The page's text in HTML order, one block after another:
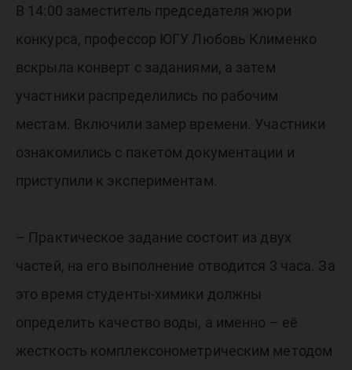
В 14:00 заместитель председателя жюри
конкурса, профессор ЮГУ Любовь Клименко
вскрыла конверт с заданиями, а затем
участники распределились по рабочим
местам. Включили замер времени. Участники
ознакомились с пакетом документации и
приступили к экспериментам.
– Практическое задание состоит из двух
частей, на его выполнение отводится 3 часа. За
это время студенты-химики должны
определить качество воды, а именно – её
жесткость комплексонометрическим методом